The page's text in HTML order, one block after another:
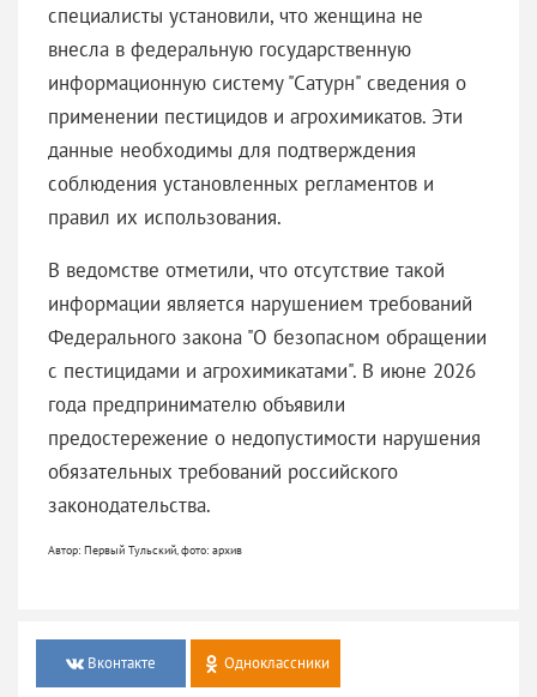
специалисты установили, что женщина не
внесла в федеральную государственную
информационную систему "Сатурн" сведения о
применении пестицидов и агрохимикатов. Эти
данные необходимы для подтверждения
соблюдения установленных регламентов и
правил их использования.
В ведомстве отметили, что отсутствие такой
информации является нарушением требований
Федерального закона "О безопасном обращении
с пестицидами и агрохимикатами". В июне 2026
года предпринимателю объявили
предостережение о недопустимости нарушения
обязательных требований российского
законодательства.
Автор: Первый Тульский, фото: архив
Вконтакте Одноклассники